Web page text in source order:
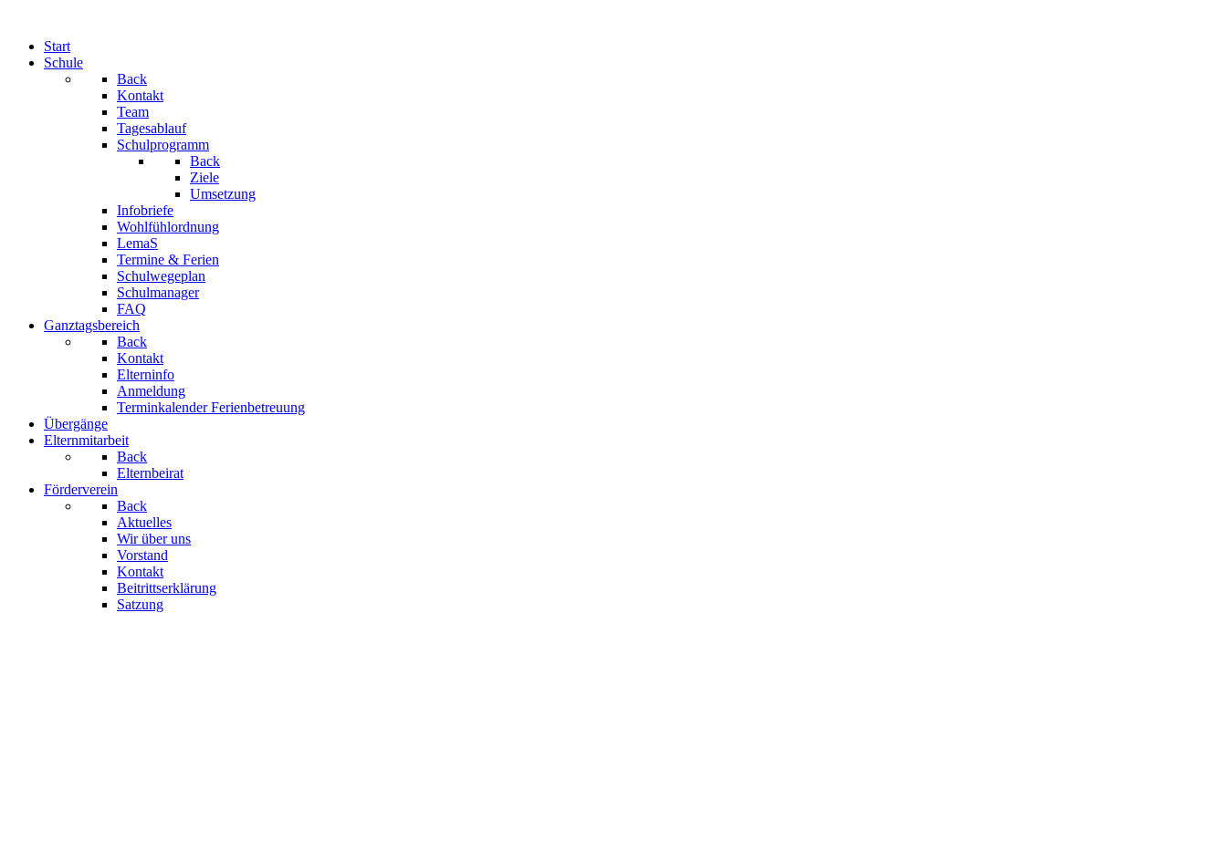
Start
Schule
Back
Kontakt
Team
Tagesablauf
Schulprogramm
Back
Ziele
Umsetzung
Infobriefe
Wohlfühlordnung
LemaS
Termine & Ferien
Schulwegeplan
Schulmanager
FAQ
Ganztagsbereich
Back
Kontakt
Elterninfo
Anmeldung
Terminkalender Ferienbetreuung
Übergänge
Elternmitarbeit
Back
Elternbeirat
Förderverein
Back
Aktuelles
Wir über uns
Vorstand
Kontakt
Beitrittserklärung
Satzung